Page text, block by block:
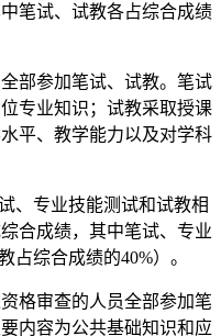
笔试、试教各占综合成绩
部参加笔试、试教。笔试
专业知识；试教采取授课
平、教学能力以及对学科
、专业技能测试和试教相
合成绩，其中笔试、专业
占综合成绩的40%）。
格审查的人员全部参加笔
内容为公共基础知识和应